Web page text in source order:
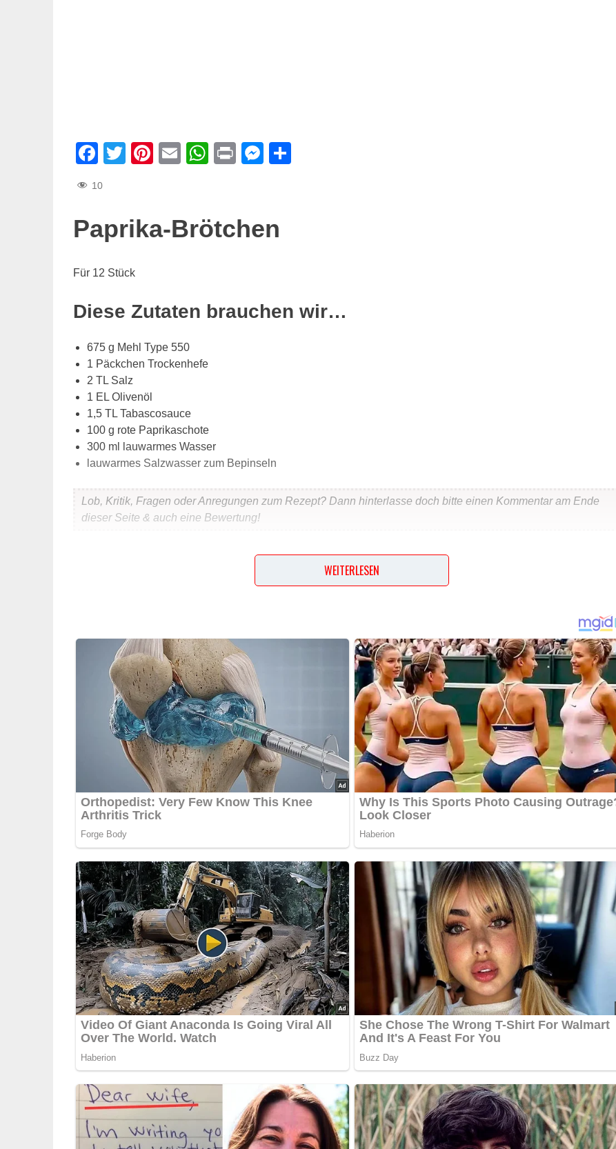
Facebook
Twitter
Pinterest
EmailWhatsApp
PrintMessenger
Teilen
10
Paprika-Brötchen
Für 12 Stück
Diese Zutaten brauchen wir…
675 g Mehl Type 550
1 Päckchen Trockenhefe
2 TL Salz
1 EL Olivenöl
1,5 TL Tabascosauce
100 g rote Paprikaschote
300 ml lauwarmes Wasser
lauwarmes Salzwasser zum Bepinseln
Lob, Kritik, Fragen oder Anregungen zum Rezept? Dann hinterlasse doch bitte einen Kommentar am Ende
dieser Seite & auch eine Bewertung!
Und so wird es gemacht…
miteinander vermengen und an einem warmen Ort ca. 45 Minuten gehen lassen. Teig nochmal durchkneten, 12
Brötchen daraus formen, auf ein mit Backpapier ausgelegtes Backblech legen und nochmals 15 Minuten gehen
lassen. Mit Salzwasser bepinseln und im vorgeheizten Backofen erst bei 220°C 10 Minuten, danach bei 200° C
etwa 15 – 20 Minuten backen.
5/5(1 Bewertung)
WEITERLESEN